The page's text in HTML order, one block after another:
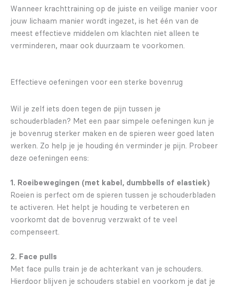
Wanneer krachttraining op de juiste en veilige manier voor
jouw lichaam manier wordt ingezet, is het één van de
meest effectieve middelen om klachten niet alleen te
verminderen, maar ook duurzaam te voorkomen.
Effectieve oefeningen voor een sterke bovenrug
Wil je zelf iets doen tegen de pijn tussen je
schouderbladen? Met een paar simpele oefeningen kun je
je bovenrug sterker maken en de spieren weer goed laten
werken. Zo help je je houding én verminder je pijn. Probeer
deze oefeningen eens:
1. Roeibewegingen (met kabel, dumbbells of elastiek)
Roeien is perfect om de spieren tussen je schouderbladen
te activeren. Het helpt je houding te verbeteren en
voorkomt dat de bovenrug verzwakt of te veel
compenseert.
2. Face pulls
Met face pulls train je de achterkant van je schouders.
Hierdoor blijven je schouders stabiel en voorkom je dat je